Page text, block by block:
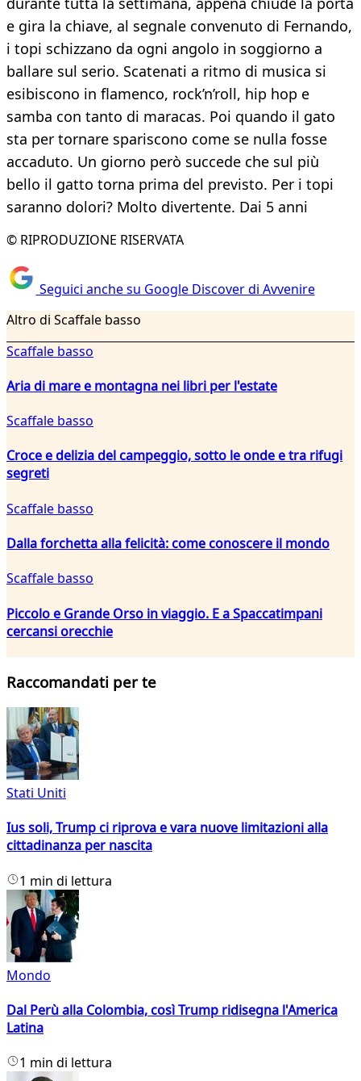
e gira la chiave, al segnale convenuto di Fernando,
i topi schizzano da ogni angolo in soggiorno a
ballare sul serio. Scatenati a ritmo di musica si
esibiscono in flamenco, rock’n’roll, hip hop e
samba con tanto di maracas. Poi quando il gato
sta per tornare spariscono come se nulla fosse
accaduto. Un giorno però succede che sul più
bello il gatto torna prima del previsto. Per i topi
saranno dolori? Molto divertente. Dai 5 anni
© RIPRODUZIONE RISERVATA
Seguici anche su Google Discover di Avvenire
Altro di Scaffale basso
Scaffale basso
Aria di mare e montagna nei libri per l'estate
Scaffale basso
Croce e delizia del campeggio, sotto le onde e tra rifugi
segreti
Scaffale basso
Dalla forchetta alla felicità: come conoscere il mondo
Scaffale basso
Piccolo e Grande Orso in viaggio. E a Spaccatimpani
cercansi orecchie
Raccomandati per te
Stati Uniti
Ius soli, Trump ci riprova e vara nuove limitazioni alla
cittadinanza per nascita
1 min di lettura
Mondo
Dal Perù alla Colombia, così Trump ridisegna l'America
Latina
1 min di lettura